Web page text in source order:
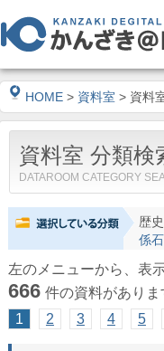
HOME > 資料室 > 資料
資料室 分類検
DATAROOM CATEGORY
歴
係
左のメニューから、表
666 件の資料がありま
1
2 3 4 5